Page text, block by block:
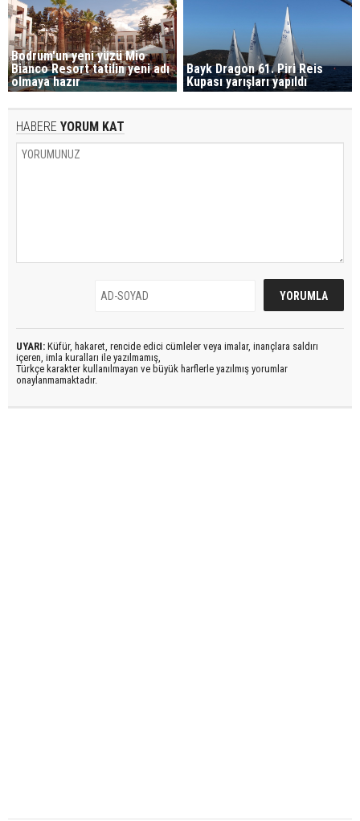
Bodrum'un yeni yüzü Mio
Bianco Resort tatilin yeni adı
olmaya hazır
Bayk Dragon 61. Piri Reis
Kupası yarışları yapıldı
HABERE YORUM KAT
UYARI: Küfür, hakaret, rencide edici cümleler veya imalar, inançlara saldırı
içeren, imla kuralları ile yazılmamış,
Türkçe karakter kullanılmayan ve büyük harflerle yazılmış yorumlar
onaylanmamaktadır.